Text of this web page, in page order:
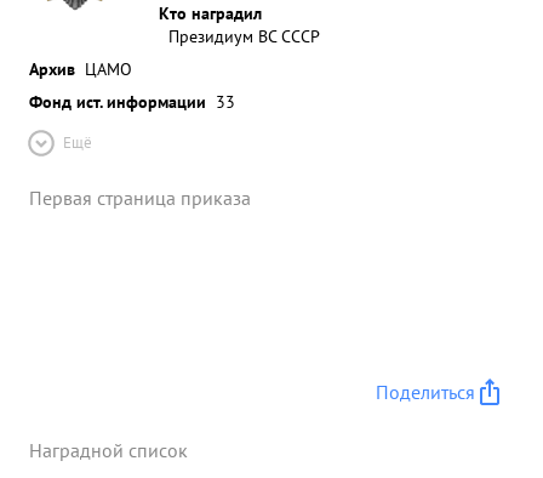
Кто наградил
Президиум ВС СССР
Архив ЦАМО
Фонд ист. информации 33
Ещё
Первая страница приказа
Поделиться
Наградной список